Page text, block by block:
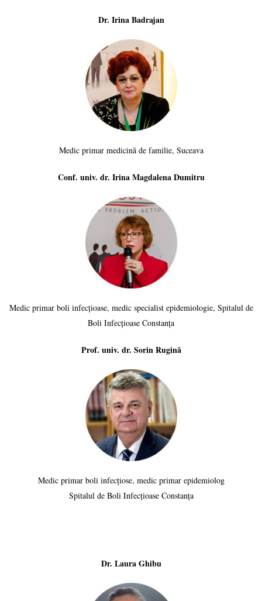
Dr. Irina Badrajan
Medic primar medicină de familie, Suceava
Conf. univ. dr. Irina Magdalena Dumitru
Medic primar boli infecțioase, medic specialist epidemiologie, Spitalul de
Boli Infecțioase Constanța
Prof. univ. dr. Sorin Rugină
Medic primar boli infecțiose, medic primar epidemiolog
Spitalul de Boli Infecțioase Constanța
Dr. Laura Ghibu